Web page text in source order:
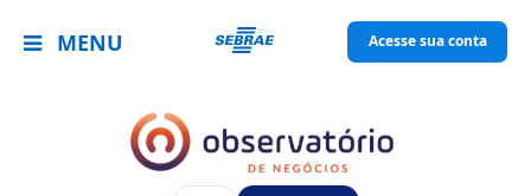
MENU Acesse sua conta